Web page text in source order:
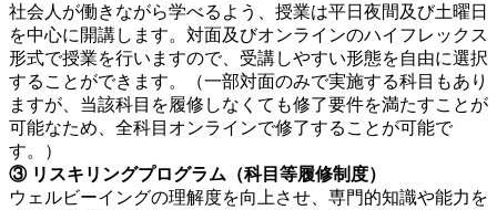
社会人が働きながら学べるよう、授業は平日夜間及び土曜日
を中心に開講します。対面及びオンラインのハイフレックス
形式で授業を行いますので、受講しやすい形態を自由に選択
することができます。（一部対面のみで実施する科目もあり
ますが、当該科目を履修しなくても修了要件を満たすことが
可能なため、全科目オンラインで修了することが可能で
す。）
③ リスキリングプログラム（科目等履修制度）
ウェルビーイングの理解度を向上させ、専門的知識や能力を